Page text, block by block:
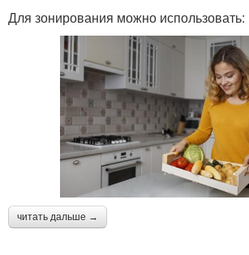
Для зонирования можно использовать:
читать дальше →